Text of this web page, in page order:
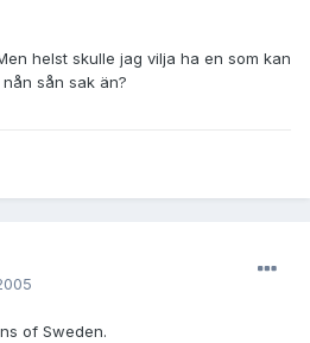
helst skulle jag vilja ha en som kan
sån sak än?
of Sweden.